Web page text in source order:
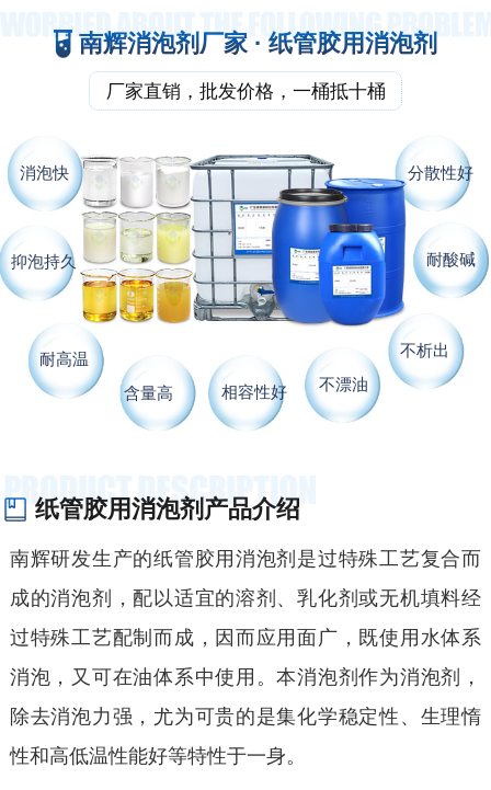
南辉消泡剂厂家 · 纸管胶用消泡剂
厂家直销，批发价格，一桶抵十桶
消泡快
抑泡持久
耐高温
含量高
相容性好 不漂油
不析出
耐酸碱
分散性好
纸管胶用消泡剂产品介绍
南辉研发生产的纸管胶用消泡剂是过特殊工艺复合而
成的消泡剂，配以适宜的溶剂、乳化剂或无机填料经
过特殊工艺配制而成，因而应用面广，既使用水体系
消泡，又可在油体系中使用。本消泡剂作为消泡剂，
除去消泡力强，尤为可贵的是集化学稳定性、生理惰
性和高低温性能好等特性于一身。